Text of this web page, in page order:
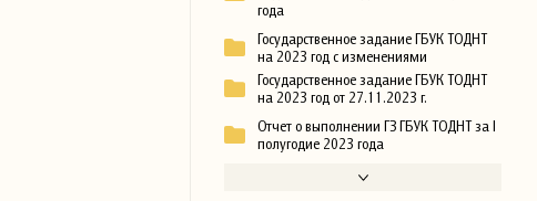
года
Государственное задание ГБУК ТОДНТ
на 2023 год с изменениями
Государственное задание ГБУК ТОДНТ
на 2023 год от 27.11.2023 г.
Отчет о выполнении ГЗ ГБУК ТОДНТ за I
полугодие 2023 года